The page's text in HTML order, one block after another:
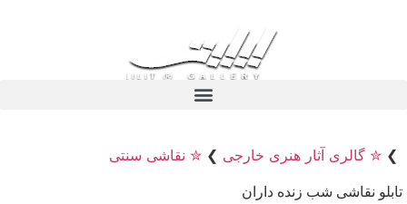
❯ ✮ گالری آثار هنری خارجی ❯ ✮ نقاشی سنتی
تابلو نقاشی شب زنده داران